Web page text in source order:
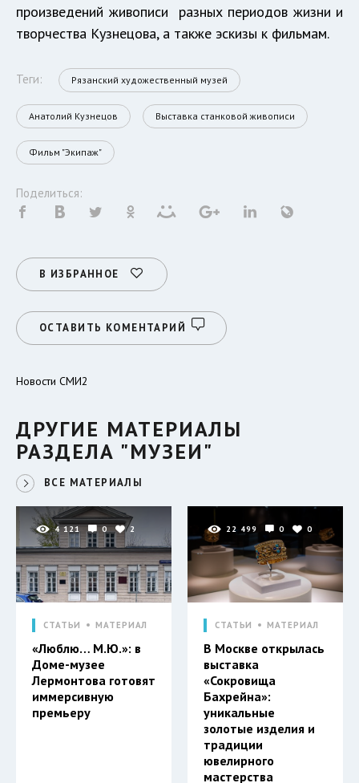
произведений живописи разных периодов жизни и
творчества Кузнецова, а также эскизы к фильмам.
Теги: Рязанский художественный музей
Анатолий Кузнецов Выставка станковой живописи
Фильм "Экипаж"
Поделиться:
В ИЗБРАННОЕ
ОСТАВИТЬ КОМЕНТАРИЙ
Новости СМИ2
ДРУГИЕ МАТЕРИАЛЫ
РАЗДЕЛА "МУЗЕИ"
ВСЕ МАТЕРИАЛЫ
4 121 0 2
СТАТЬИ МАТЕРИАЛ
«Люблю… М.Ю.»: в
Доме-музее
Лермонтова готовят
иммерсивную
премьеру
22 499 0 0
СТАТЬИ МАТЕРИАЛ
В Москве открылась
выставка
«Сокровища
Бахрейна»:
уникальные
золотые изделия и
традиции
ювелирного
мастерства